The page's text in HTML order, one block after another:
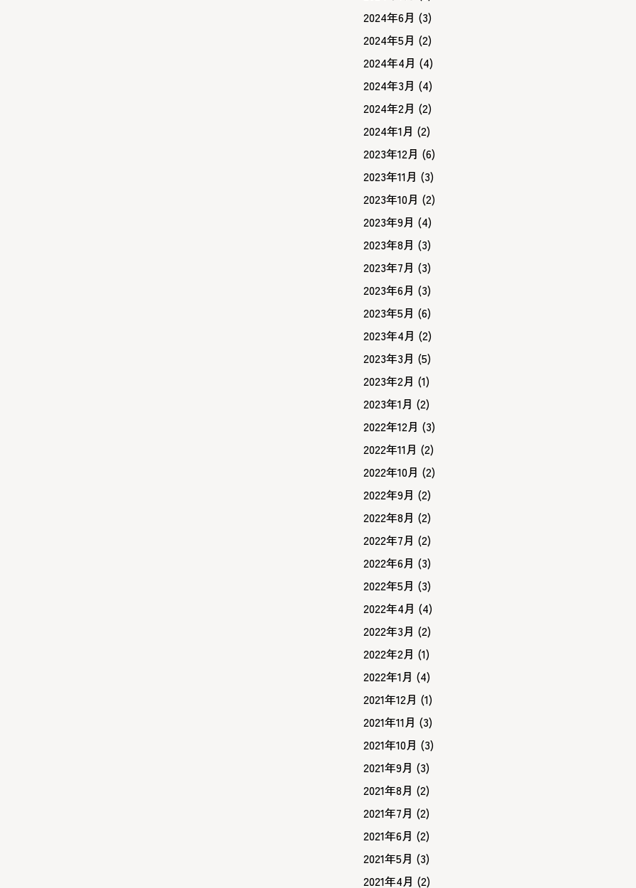
2024年6月 (3)
2024年5月 (2)
2024年4月 (4)
2024年3月 (4)
2024年2月 (2)
2024年1月 (2)
2023年12月 (6)
2023年11月 (3)
2023年10月 (2)
2023年9月 (4)
2023年8月 (3)
2023年7月 (3)
2023年6月 (3)
2023年5月 (6)
2023年4月 (2)
2023年3月 (5)
2023年2月 (1)
2023年1月 (2)
2022年12月 (3)
2022年11月 (2)
2022年10月 (2)
2022年9月 (2)
2022年8月 (2)
2022年7月 (2)
2022年6月 (3)
2022年5月 (3)
2022年4月 (4)
2022年3月 (2)
2022年2月 (1)
2022年1月 (4)
2021年12月 (1)
2021年11月 (3)
2021年10月 (3)
2021年9月 (3)
2021年8月 (2)
2021年7月 (2)
2021年6月 (2)
2021年5月 (3)
2021年4月 (2)